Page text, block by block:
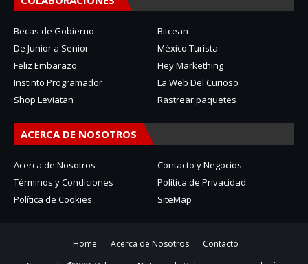
Becas de Gobierno
Bitcean
De Junior a Senior
México Turista
Feliz Embarazo
Hey Markething
Instinto Programador
La Web Del Curioso
Shop Leviatan
Rastrear paquetes
ACERCA DE NOSOTROS
Acerca de Nosotros
Contacto y Negocios
Términos y Condiciones
Política de Privacidad
Política de Cookies
SiteMap
Home Acerca de Nosotros
Contacto